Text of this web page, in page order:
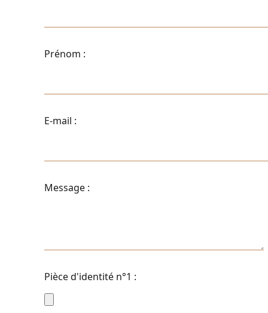
Prénom :
E-mail :
Message :
Pièce d'identité n°1 :